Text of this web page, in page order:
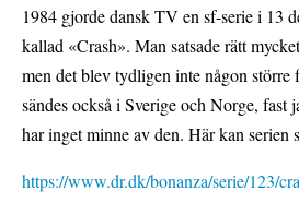
1984 gjorde dansk TV en sf-serie i 13
kallad «Crash». Man satsade rätt
men det blev tydligen inte någon större
sändes också i Sverige och Norge, fast
har inget minne av den. Här kan serien
https://www.dr.dk/bonanza/serie/123/